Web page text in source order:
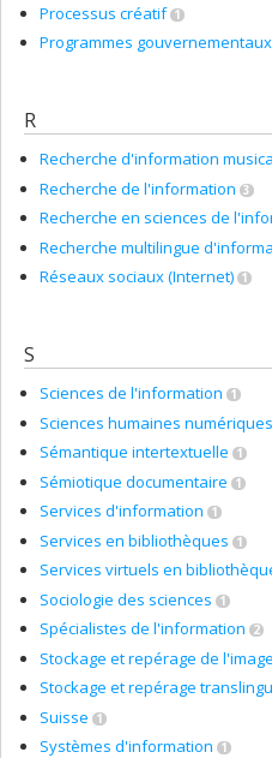
Processus créatif 1
Programmes gouvernementaux
R
Recherche d'information
Recherche de l'information 3
Recherche en sciences de
Recherche multilingue
Réseaux sociaux (Internet) 1
S
Sciences de l'information 1
Sciences humaines numériques
Sémantique intertextuelle 1
Sémiotique documentaire 1
Services d'information 1
Services en bibliothèques 1
Services virtuels en
Sociologie des sciences 1
Spécialistes de l'information 2
Stockage et repérage de l'image
Stockage et repérage
Suisse 1
Systèmes d'information 1